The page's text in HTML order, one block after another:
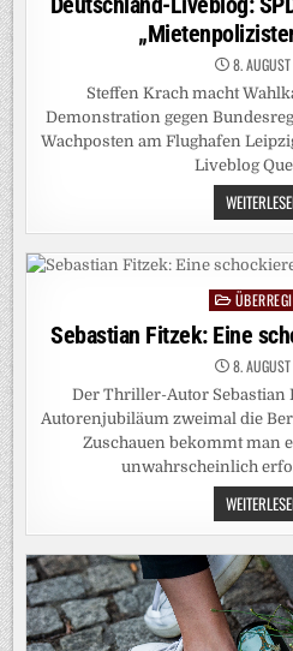
8.
Steffen Krach macht
Demonstration gegen
Wachposten am Flughafen
Liveblog
Posted
in
Sebastian Fitzek: Eine
8.
Der Thriller-Autor Sebastian
Autorenjubiläum zweimal die
Zuschauen bekommt man
unwahrscheinlich